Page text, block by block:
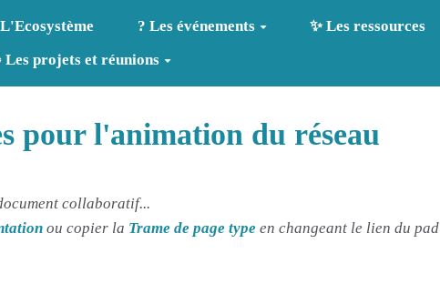
? Les événements
✨ Les ressources
Les projets et réunions
pour l'animation du réseau
collaboratif...
ou copier la Trame de page type en changeant le lien du pad